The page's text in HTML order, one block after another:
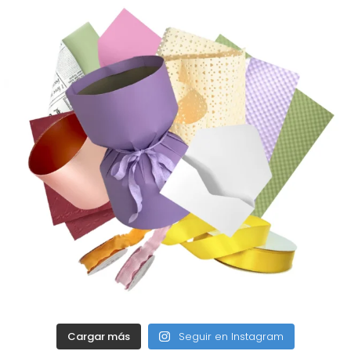
Cargar más Seguir en Instagram